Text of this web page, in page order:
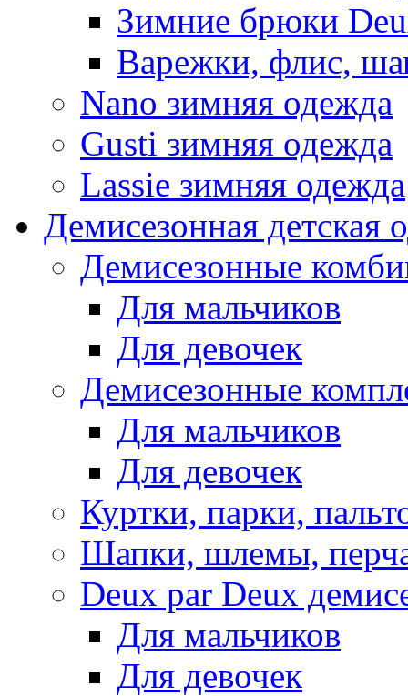
Зимние брюки
Варежки, флис,
Nano зимняя одежда
Gusti зимняя одежда
Lassie зимняя одежда
Демисезонная детская
Демисезонные
Для мальчиков
Для девочек
Демисезонные
Для мальчиков
Для девочек
Куртки, парки,
Шапки, шлемы,
Deux par Deux
Для мальчиков
Для девочек